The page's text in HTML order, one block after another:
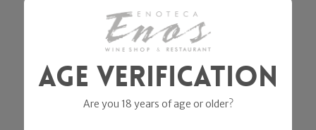
Ähnliche Produkte
Age Verification
Are you 18 years of age or older?